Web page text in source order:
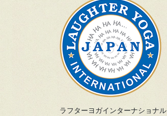
ラフターヨガインターナショナル